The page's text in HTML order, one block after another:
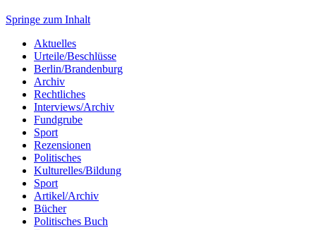
Springe zum Inhalt
Aktuelles
Urteile/Beschlüsse
Berlin/Brandenburg
Archiv
Rechtliches
Interviews/Archiv
Fundgrube
Sport
Rezensionen
Politisches
Kulturelles/Bildung
Sport
Artikel/Archiv
Bücher
Politisches Buch